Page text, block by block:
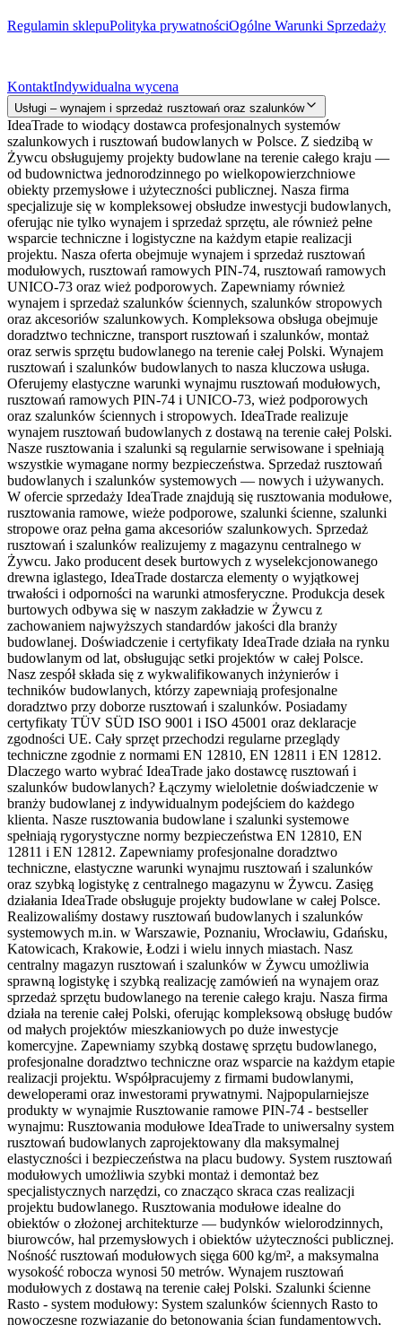
Regulamin sklepuPolityka prywatnościOgólne Warunki Sprzedaży
KontaktIndywidualna wycena
Usługi – wynajem i sprzedaż rusztowań oraz szalunków
IdeaTrade to wiodący dostawca profesjonalnych systemów
szalunkowych i rusztowań budowlanych w Polsce. Z siedzibą w
Żywcu obsługujemy projekty budowlane na terenie całego kraju —
od budownictwa jednorodzinnego po wielkopowierzchniowe
obiekty przemysłowe i użyteczności publicznej. Nasza firma
specjalizuje się w kompleksowej obsłudze inwestycji budowlanych,
oferując nie tylko wynajem i sprzedaż sprzętu, ale również pełne
wsparcie techniczne i logistyczne na każdym etapie realizacji
projektu. Nasza oferta obejmuje wynajem i sprzedaż rusztowań
modułowych, rusztowań ramowych PIN-74, rusztowań ramowych
UNICO-73 oraz wież podporowych. Zapewniamy również
wynajem i sprzedaż szalunków ściennych, szalunków stropowych
oraz akcesoriów szalunkowych. Kompleksowa obsługa obejmuje
doradztwo techniczne, transport rusztowań i szalunków, montaż
oraz serwis sprzętu budowlanego na terenie całej Polski. Wynajem
rusztowań i szalunków budowlanych to nasza kluczowa usługa.
Oferujemy elastyczne warunki wynajmu rusztowań modułowych,
rusztowań ramowych PIN-74 i UNICO-73, wież podporowych
oraz szalunków ściennych i stropowych. IdeaTrade realizuje
wynajem rusztowań budowlanych z dostawą na terenie całej Polski.
Nasze rusztowania i szalunki są regularnie serwisowane i spełniają
wszystkie wymagane normy bezpieczeństwa. Sprzedaż rusztowań
budowlanych i szalunków systemowych — nowych i używanych.
W ofercie sprzedaży IdeaTrade znajdują się rusztowania modułowe,
rusztowania ramowe, wieże podporowe, szalunki ścienne, szalunki
stropowe oraz pełna gama akcesoriów szalunkowych. Sprzedaż
rusztowań i szalunków realizujemy z magazynu centralnego w
Żywcu. Jako producent desek burtowych z wyselekcjonowanego
drewna iglastego, IdeaTrade dostarcza elementy o wyjątkowej
trwałości i odporności na warunki atmosferyczne. Produkcja desek
burtowych odbywa się w naszym zakładzie w Żywcu z
zachowaniem najwyższych standardów jakości dla branży
budowlanej. Doświadczenie i certyfikaty IdeaTrade działa na rynku
budowlanym od lat, obsługując setki projektów w całej Polsce.
Nasz zespół składa się z wykwalifikowanych inżynierów i
techników budowlanych, którzy zapewniają profesjonalne
doradztwo przy doborze rusztowań i szalunków. Posiadamy
certyfikaty TÜV SÜD ISO 9001 i ISO 45001 oraz deklaracje
zgodności UE. Cały sprzęt przechodzi regularne przeglądy
techniczne zgodnie z normami EN 12810, EN 12811 i EN 12812.
Dlaczego warto wybrać IdeaTrade jako dostawcę rusztowań i
szalunków budowlanych? Łączymy wieloletnie doświadczenie w
branży budowlanej z indywidualnym podejściem do każdego
klienta. Nasze rusztowania budowlane i szalunki systemowe
spełniają rygorystyczne normy bezpieczeństwa EN 12810, EN
12811 i EN 12812. Zapewniamy profesjonalne doradztwo
techniczne, elastyczne warunki wynajmu rusztowań i szalunków
oraz szybką logistykę z centralnego magazynu w Żywcu. Zasięg
działania IdeaTrade obsługuje projekty budowlane w całej Polsce.
Realizowaliśmy dostawy rusztowań budowlanych i szalunków
systemowych m.in. w Warszawie, Poznaniu, Wrocławiu, Gdańsku,
Katowicach, Krakowie, Łodzi i wielu innych miastach. Nasz
centralny magazyn rusztowań i szalunków w Żywcu umożliwia
sprawną logistykę i szybką realizację zamówień na wynajem oraz
sprzedaż sprzętu budowlanego na terenie całego kraju. Nasza firma
działa na terenie całej Polski, oferując kompleksową obsługę budów
od małych projektów mieszkaniowych po duże inwestycje
komercyjne. Zapewniamy szybką dostawę sprzętu budowlanego,
profesjonalne doradztwo techniczne oraz wsparcie na każdym etapie
realizacji projektu. Współpracujemy z firmami budowlanymi,
deweloperami oraz inwestorami prywatnymi. Najpopularniejsze
produkty w wynajmie Rusztowanie ramowe PIN-74 - bestseller
wynajmu: Rusztowania modułowe IdeaTrade to uniwersalny system
rusztowań budowlanych zaprojektowany dla maksymalnej
elastyczności i bezpieczeństwa na placu budowy. System rusztowań
modułowych umożliwia szybki montaż i demontaż bez
specjalistycznych narzędzi, co znacząco skraca czas realizacji
projektu budowlanego. Rusztowania modułowe idealne do
obiektów o złożonej architekturze — budynków wielorodzinnych,
biurowców, hal przemysłowych i obiektów użyteczności publicznej.
Nośność rusztowań modułowych sięga 600 kg/m², a maksymalna
wysokość robocza wynosi 50 metrów. Wynajem rusztowań
modułowych z dostawą na terenie całej Polski. Szalunki ścienne
Rasto - system modułowy: System szalunków ściennych Rasto to
nowoczesne rozwiązanie do betonowania ścian fundamentowych,